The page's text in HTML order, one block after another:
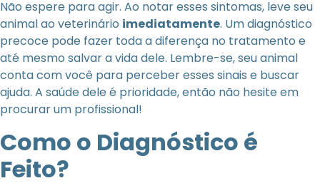
Não espere para agir. Ao notar esses sintomas, leve seu
animal ao veterinário imediatamente. Um diagnóstico
precoce pode fazer toda a diferença no tratamento e
até mesmo salvar a vida dele. Lembre-se, seu animal
conta com você para perceber esses sinais e buscar
ajuda. A saúde dele é prioridade, então não hesite em
procurar um profissional!
Como o Diagnóstico é
Feito?